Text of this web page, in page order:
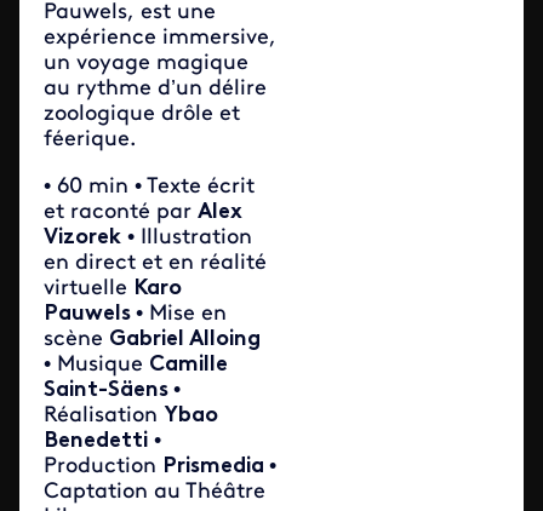
Pauwels, est une
expérience immersive,
un voyage magique
au rythme d’un délire
zoologique drôle et
féerique.
• 60 min • Texte écrit
et raconté par Alex
Vizorek • Illustration
en direct et en réalité
virtuelle Karo
Pauwels • Mise en
scène Gabriel Alloing
• Musique Camille
Saint-Säens •
Réalisation Ybao
Benedetti •
Production Prismedia •
Captation au Théâtre